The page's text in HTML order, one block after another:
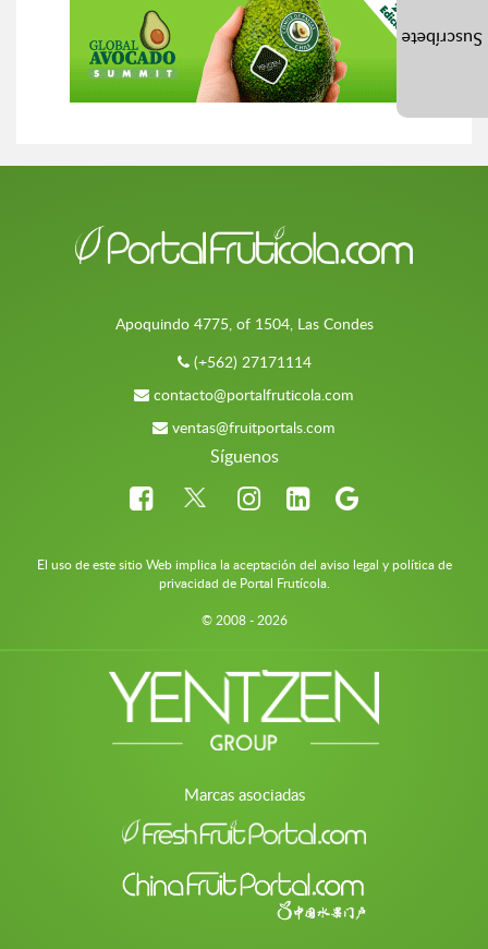
Apoquindo 4775, of 1504, Las Condes
(+562) 27171114
contacto@portalfruticola.com
ventas@fruitportals.com
Síguenos
El uso de este sitio Web implica la aceptación del aviso legal y política de
privacidad de Portal Frutícola.
© 2008 - 2026
Marcas asociadas
Suscríbete